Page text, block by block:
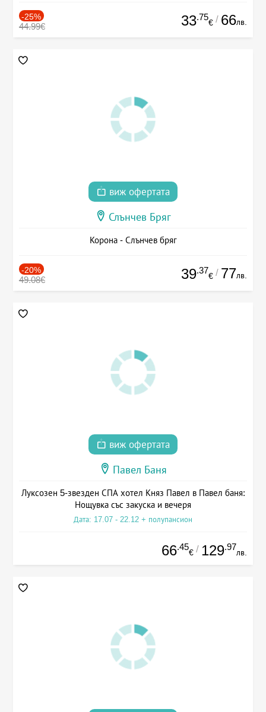
-25%
44.99€ 33.75
€ / 66лв.
виж офертата
Слънчев Бряг
Корона - Слънчев бряг
-20%
49.08€ 39.37
€ / 77лв.
виж офертата
Павел Баня
Луксозен 5-звезден СПА хотел Княз Павел в Павел баня:
Нощувка със закуска и вечеря
Дата: 17.07 - 22.12 + полупансион
66.45
€ / 129.97
лв.